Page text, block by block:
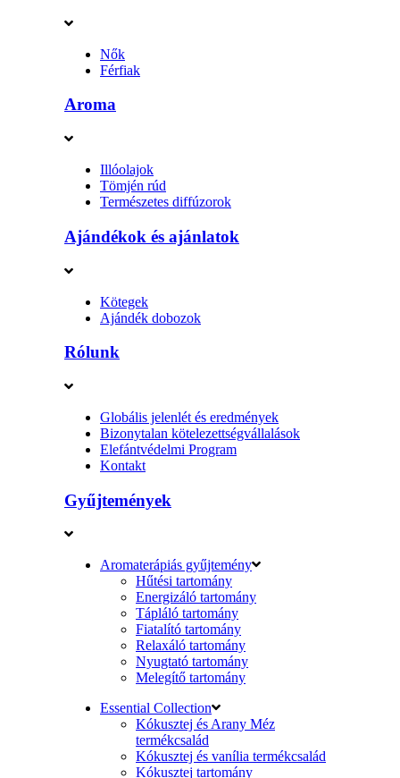
Nők
Férfiak
Aroma
Illóolajok
Tömjén rúd
Természetes diffúzorok
Ajándékok és ajánlatok
Kötegek
Ajándék dobozok
Rólunk
Globális jelenlét és eredmények
Bizonytalan kötelezettségvállalások
Elefántvédelmi Program
Kontakt
Gyűjtemények
Aromaterápiás gyűjtemény
Hűtési tartomány
Energizáló tartomány
Tápláló tartomány
Fiatalító tartomány
Relaxáló tartomány
Nyugtató tartomány
Melegítő tartomány
Essential Collection
Kókusztej és Arany Méz
termékcsalád
Kókusztej és vanília termékcsalád
Kókusztej tartomány